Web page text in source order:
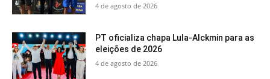
4 de agosto de 2026
PT oficializa chapa Lula-Alckmin para as
eleições de 2026
4 de agosto de 2026